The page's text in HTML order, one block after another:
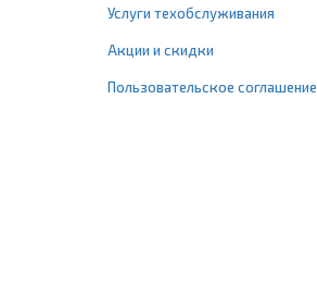
Услуги техобслуживания
Акции и скидки
Пользовательское соглашение